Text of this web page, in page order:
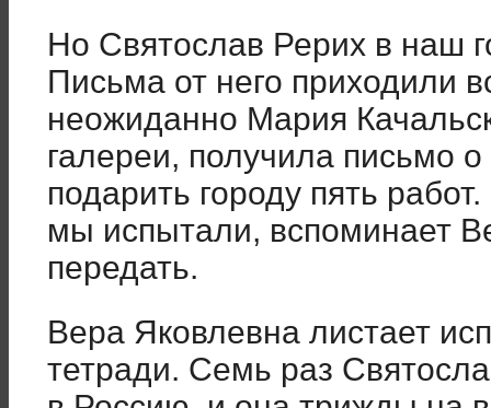
Но Святослав Рерих в наш
Письма от него приходили
неожиданно Мария
галереи, получила письмо
подарить городу пять
мы испытали, вспоминает
передать.
Вера Яковлевна листает
тетради. Семь раз